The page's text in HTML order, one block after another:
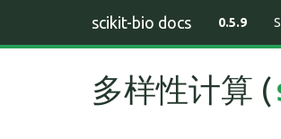
scikit-bio docs 0.5.9
多样性计算 (